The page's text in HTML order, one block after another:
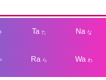
Taた Na な
Ra ら Wa わ